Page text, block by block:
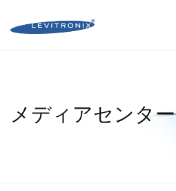
メディアセンター